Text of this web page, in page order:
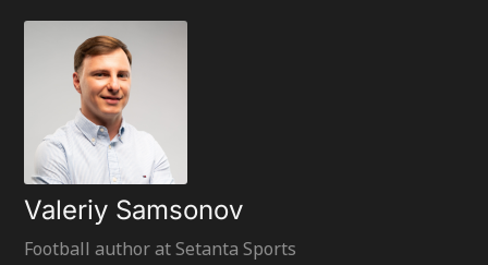
Valeriy Samsonov
Football author at Setanta Sports